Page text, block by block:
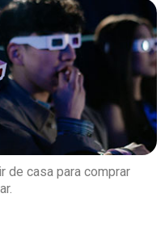
de casa para comprar